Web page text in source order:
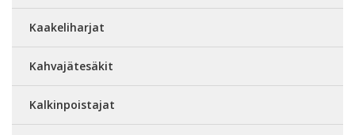
Kaakeliharjat
Kahvajätesäkit
Kalkinpoistajat